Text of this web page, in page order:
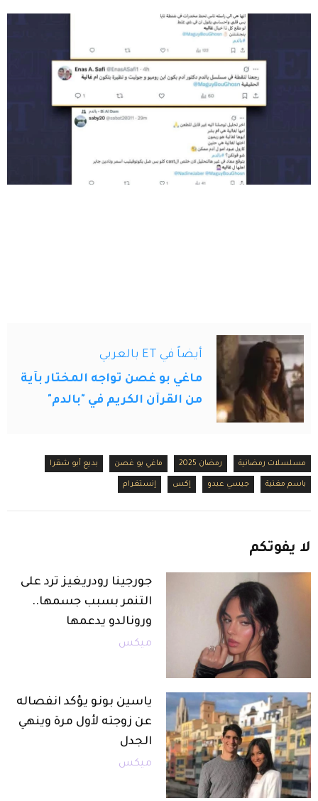
أيضاً في ET بالعربي
ماغي بو غصن تواجه المختار بآية
من القرآن الكريم في "بالدم"
مسلسلات رمضانية رمضان 2025 ماغي بو غصن بديع أبو شقرا
باسم مغنية جيسي عبدو إكس إنستغرام
لا يفوتكم
جورجينا رودريغيز ترد على
التنمر بسبب جسمها..
ورونالدو يدعمها
ميكس
ياسين بونو يؤكد انفصاله
عن زوجته لأول مرة وينهي
الجدل
ميكس